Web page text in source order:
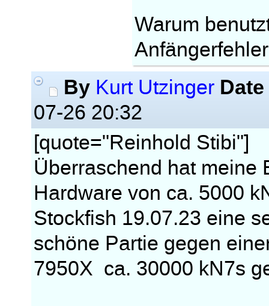
Warum
By Kurt Utzinger Date
07-26 20:32
[quote="Reinhold Stibi"]
Überraschend hat meine
Hardware von ca. 5000
Stockfish 19.07.23 eine
schöne Partie gegen
7950X ca. 30000 kN7s